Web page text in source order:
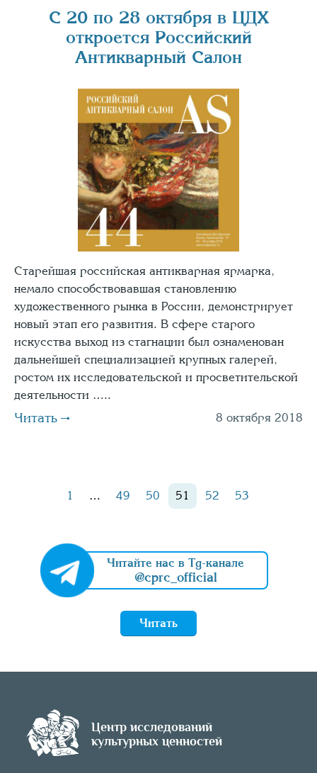
С 20 по 28 октября в ЦДХ
откроется Российский
Антикварный Салон
Старейшая российская антикварная ярмарка,
немало способствовавшая становлению
художественного рынка в России, демонстрирует
новый этап его развития. В сфере старого
искусства выход из стагнации был ознаменован
дальнейшей специализацией крупных галерей,
ростом их исследовательской и просветительской
деятельности …..
Читать 8 октября 2018
1 … 49 50 51 52 53
Читайте нас в Tg-канале
@cprc_official
Читать
Центр исследований
культурных ценностей